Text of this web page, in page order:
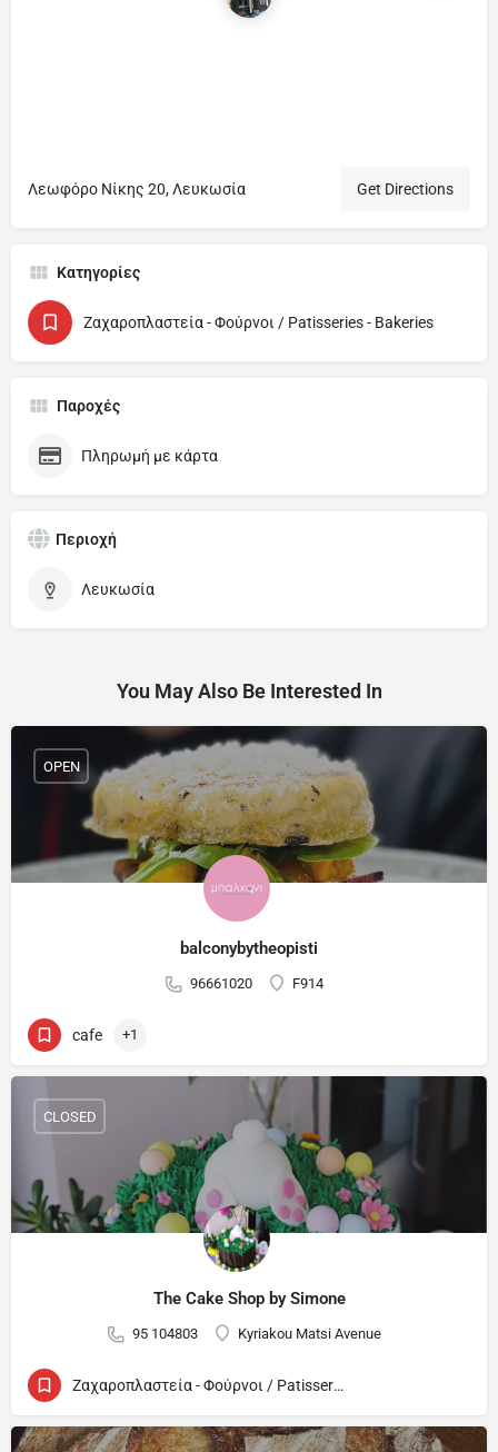
Λεωφόρο Νίκης 20, Λευκωσία Get Directions
Κατηγορίες
Ζαχαροπλαστεία - Φούρνοι / Patisseries - Bakeries
Παροχές
Πληρωμή με κάρτα
Περιοχή
Λευκωσία
You May Also Be Interested In
balconybytheopisti
96661020 F914
OPEN
cafe +1
The Cake Shop by Simone
95 104803 Kyriakou Matsi Avenue
CLOSED
Ζαχαροπλαστεία - Φούρνοι / Patisseries - Bakeries